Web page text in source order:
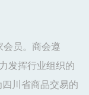
员。商会遵
发挥行业组织的
川省商品交易的